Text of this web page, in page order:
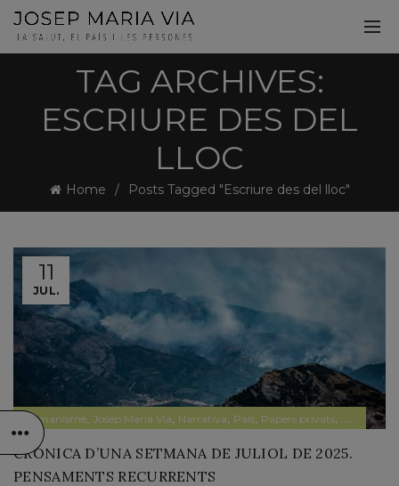
TAG ARCHIVES:
ESCRIURE DES DEL
LLOC
Home Posts Tagged "Escriure des del lloc"
11
JUL.
Humanisme, Josep Maria Via, Narrativa, País, Papers privats,
CRÒNICA D’UNA SETMANA DE JULIOL DE 2025.
PENSAMENTS RECURRENTS